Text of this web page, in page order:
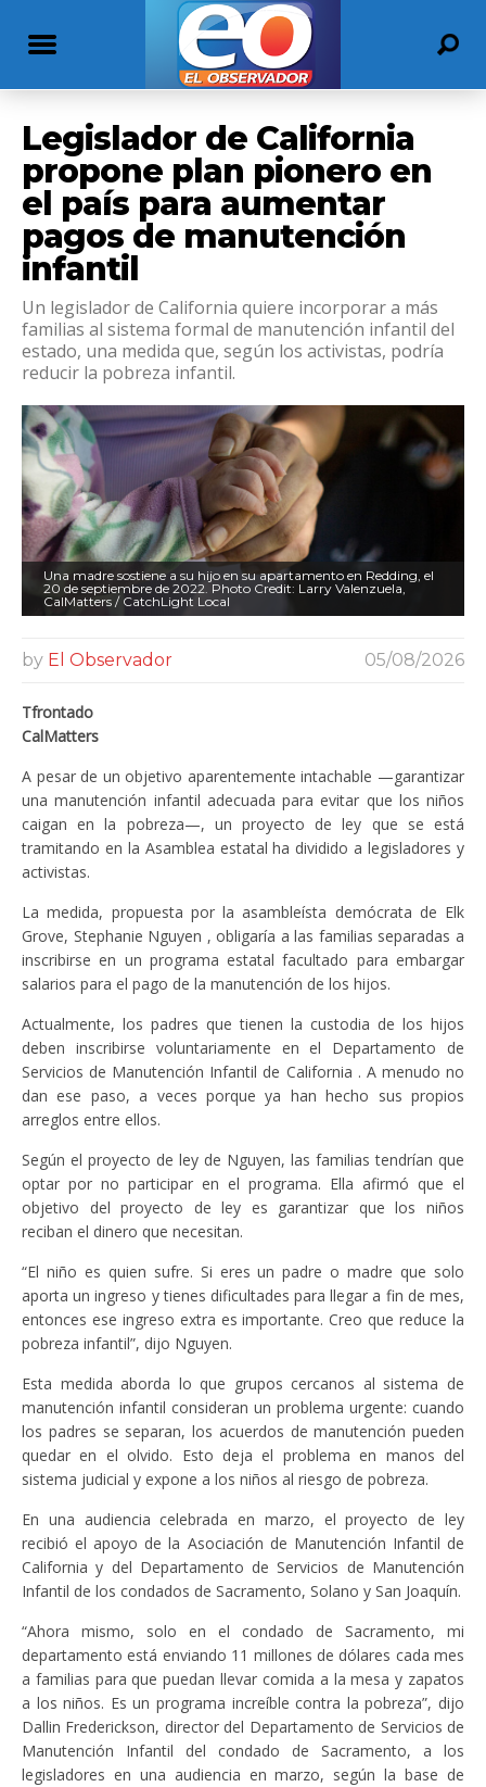
Legislador de California
propone plan pionero en
el país para aumentar
pagos de manutención
infantil
Un legislador de California quiere incorporar a más
familias al sistema formal de manutención infantil del
estado, una medida que, según los activistas, podría
reducir la pobreza infantil.
Una madre sostiene a su hijo en su apartamento en Redding, el
20 de septiembre de 2022. Photo Credit: Larry Valenzuela,
CalMatters / CatchLight Local
by El Observador 05/08/2026
Tfrontado
CalMatters
A pesar de un objetivo aparentemente intachable —garantizar
una manutención infantil adecuada para evitar que los niños
caigan en la pobreza—, un proyecto de ley que se está
tramitando en la Asamblea estatal ha dividido a legisladores y
activistas.
La medida, propuesta por la asambleísta demócrata de Elk
Grove, Stephanie Nguyen , obligaría a las familias separadas a
inscribirse en un programa estatal facultado para embargar
salarios para el pago de la manutención de los hijos.
Actualmente, los padres que tienen la custodia de los hijos
deben inscribirse voluntariamente en el Departamento de
Servicios de Manutención Infantil de California . A menudo no
dan ese paso, a veces porque ya han hecho sus propios
arreglos entre ellos.
Según el proyecto de ley de Nguyen, las familias tendrían que
optar por no participar en el programa. Ella afirmó que el
objetivo del proyecto de ley es garantizar que los niños
reciban el dinero que necesitan.
“El niño es quien sufre. Si eres un padre o madre que solo
aporta un ingreso y tienes dificultades para llegar a fin de mes,
entonces ese ingreso extra es importante. Creo que reduce la
pobreza infantil”, dijo Nguyen.
Esta medida aborda lo que grupos cercanos al sistema de
manutención infantil consideran un problema urgente: cuando
los padres se separan, los acuerdos de manutención pueden
quedar en el olvido. Esto deja el problema en manos del
sistema judicial y expone a los niños al riesgo de pobreza.
En una audiencia celebrada en marzo, el proyecto de ley
recibió el apoyo de la Asociación de Manutención Infantil de
California y del Departamento de Servicios de Manutención
Infantil de los condados de Sacramento, Solano y San Joaquín.
“Ahora mismo, solo en el condado de Sacramento, mi
departamento está enviando 11 millones de dólares cada mes
a familias para que puedan llevar comida a la mesa y zapatos
a los niños. Es un programa increíble contra la pobreza”, dijo
Dallin Frederickson, director del Departamento de Servicios de
Manutención Infantil del condado de Sacramento, a los
legisladores en una audiencia en marzo, según la base de